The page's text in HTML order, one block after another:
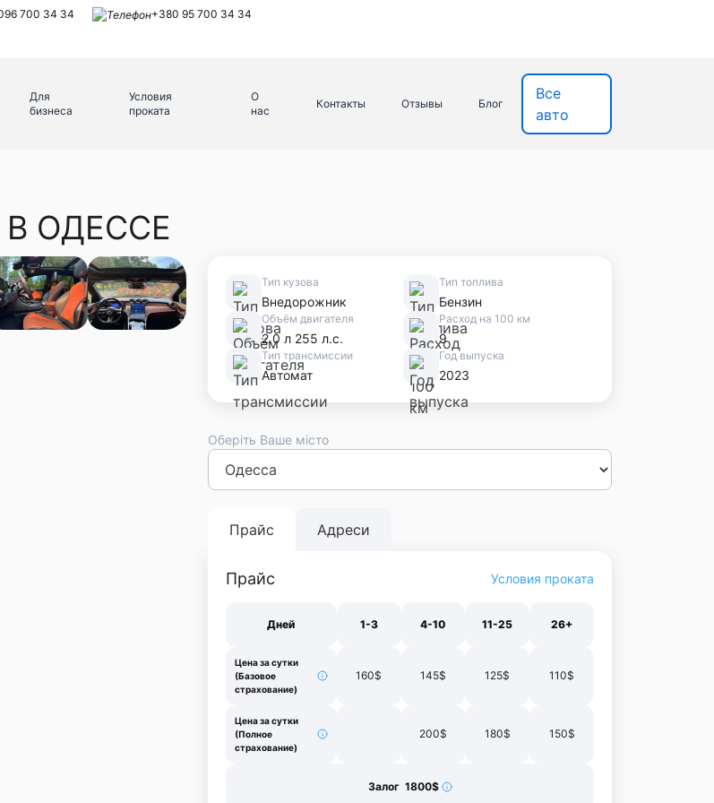
700 34 34 +380 95 700 34 34
Для
бизнеса
Условия
проката
О
нас
Контакты Отзывы Блог
Все
авто
В ОДЕССЕ
Тип кузова
Внедорожник
Тип топлива
Бензин
Объём двигателя
2.0 л 255 л.с.
Расход на 100 км
9
Тип трансмиссии
Автомат
Год выпуска
2023
Оберіть Ваше місто
КиевЛьвовОдесса
Франковск
Прайс Адреси
Прайс Условия проката
Дней 1-3 4-10 11-25 26+
Цена за сутки
(Базовое
страхование)
160$ 145$ 125$ 110$
Цена за сутки
(Полное
страхование)
200$ 180$ 150$
Залог 1800$